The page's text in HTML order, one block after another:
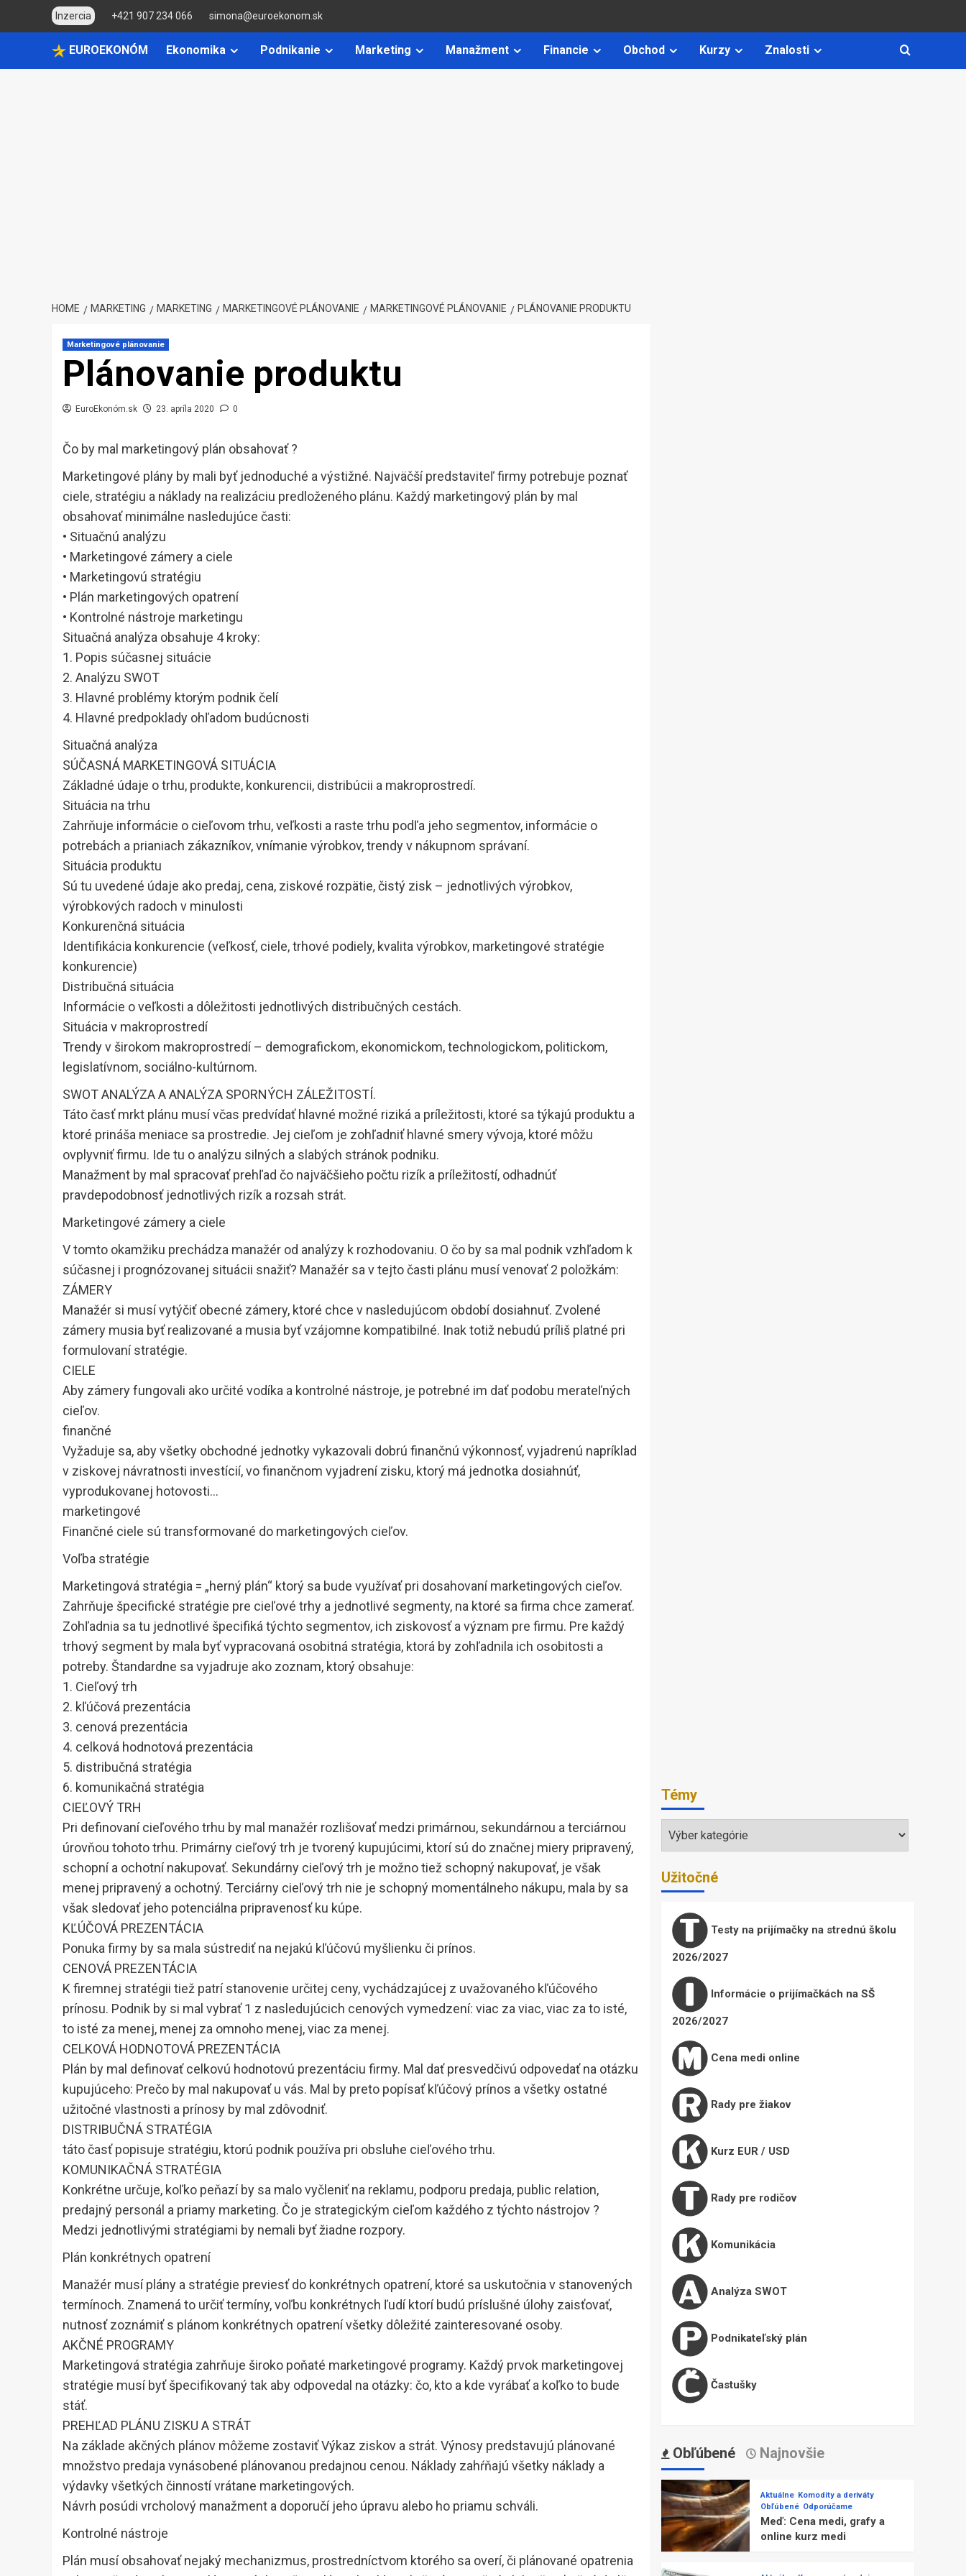
Inzercia +421 907 234 066 simona@euroekonom.sk
EUROEKONÓM Ekonomika Podnikanie Marketing Manažment Financie Obchod Kurzy Znalosti
HOME MARKETING MARKETING MARKETINGOVÉ PLÁNOVANIE MARKETINGOVÉ PLÁNOVANIE PLÁNOVANIE PRODUKTU
Marketingové plánovanie
Plánovanie produktu
EuroEkonóm.sk 23. apríla 2020 0
Čo by mal marketingový plán obsahovať ?
Marketingové plány by mali byť jednoduché a výstižné. Najväčší predstaviteľ firmy potrebuje poznať
ciele, stratégiu a náklady na realizáciu predloženého plánu. Každý marketingový plán by mal
obsahovať minimálne nasledujúce časti:
• Situačnú analýzu
• Marketingové zámery a ciele
• Marketingovú stratégiu
• Plán marketingových opatrení
• Kontrolné nástroje marketingu
Situačná analýza obsahuje 4 kroky:
1. Popis súčasnej situácie
2. Analýzu SWOT
3. Hlavné problémy ktorým podnik čelí
4. Hlavné predpoklady ohľadom budúcnosti
Situačná analýza
SÚČASNÁ MARKETINGOVÁ SITUÁCIA
Základné údaje o trhu, produkte, konkurencii, distribúcii a makroprostredí.
Situácia na trhu
Zahrňuje informácie o cieľovom trhu, veľkosti a raste trhu podľa jeho segmentov, informácie o
potrebách a prianiach zákazníkov, vnímanie výrobkov, trendy v nákupnom správaní.
Situácia produktu
Sú tu uvedené údaje ako predaj, cena, ziskové rozpätie, čistý zisk – jednotlivých výrobkov,
výrobkových radoch v minulosti
Konkurenčná situácia
Identifikácia konkurencie (veľkosť, ciele, trhové podiely, kvalita výrobkov, marketingové stratégie
konkurencie)
Distribučná situácia
Informácie o veľkosti a dôležitosti jednotlivých distribučných cestách.
Situácia v makroprostredí
Trendy v širokom makroprostredí – demografickom, ekonomickom, technologickom, politickom,
legislatívnom, sociálno-kultúrnom.
SWOT ANALÝZA A ANALÝZA SPORNÝCH ZÁLEŽITOSTÍ.
Táto časť mrkt plánu musí včas predvídať hlavné možné riziká a príležitosti, ktoré sa týkajú produktu a
ktoré prináša meniace sa prostredie. Jej cieľom je zohľadniť hlavné smery vývoja, ktoré môžu
ovplyvniť firmu. Ide tu o analýzu silných a slabých stránok podniku.
Manažment by mal spracovať prehľad čo najväčšieho počtu rizík a príležitostí, odhadnúť
pravdepodobnosť jednotlivých rizík a rozsah strát.
Marketingové zámery a ciele
V tomto okamžiku prechádza manažér od analýzy k rozhodovaniu. O čo by sa mal podnik vzhľadom k
súčasnej i prognózovanej situácii snažiť? Manažér sa v tejto časti plánu musí venovať 2 položkám:
ZÁMERY
Manažér si musí vytýčiť obecné zámery, ktoré chce v nasledujúcom období dosiahnuť. Zvolené
zámery musia byť realizované a musia byť vzájomne kompatibilné. Inak totiž nebudú príliš platné pri
formulovaní stratégie.
CIELE
Aby zámery fungovali ako určité vodíka a kontrolné nástroje, je potrebné im dať podobu merateľných
cieľov.
finančné
Vyžaduje sa, aby všetky obchodné jednotky vykazovali dobrú finančnú výkonnosť, vyjadrenú napríklad
v ziskovej návratnosti investícií, vo finančnom vyjadrení zisku, ktorý má jednotka dosiahnúť,
vyprodukovanej hotovosti…
marketingové
Finančné ciele sú transformované do marketingových cieľov.
Voľba stratégie
Marketingová stratégia = „herný plán“ ktorý sa bude využívať pri dosahovaní marketingových cieľov.
Zahrňuje špecifické stratégie pre cieľové trhy a jednotlivé segmenty, na ktoré sa firma chce zamerať.
Zohľadnia sa tu jednotlivé špecifiká týchto segmentov, ich ziskovosť a význam pre firmu. Pre každý
trhový segment by mala byť vypracovaná osobitná stratégia, ktorá by zohľadnila ich osobitosti a
potreby. Štandardne sa vyjadruje ako zoznam, ktorý obsahuje:
1. Cieľový trh
2. kľúčová prezentácia
3. cenová prezentácia
4. celková hodnotová prezentácia
5. distribučná stratégia
6. komunikačná stratégia
CIEĽOVÝ TRH
Pri definovaní cieľového trhu by mal manažér rozlišovať medzi primárnou, sekundárnou a terciárnou
úrovňou tohoto trhu. Primárny cieľový trh je tvorený kupujúcimi, ktorí sú do značnej miery pripravený,
schopní a ochotní nakupovať. Sekundárny cieľový trh je možno tiež schopný nakupovať, je však
menej pripravený a ochotný. Terciárny cieľový trh nie je schopný momentálneho nákupu, mala by sa
však sledovať jeho potenciálna pripravenosť ku kúpe.
KĽÚČOVÁ PREZENTÁCIA
Ponuka firmy by sa mala sústrediť na nejakú kľúčovú myšlienku či prínos.
CENOVÁ PREZENTÁCIA
K firemnej stratégii tiež patrí stanovenie určitej ceny, vychádzajúcej z uvažovaného kľúčového
prínosu. Podnik by si mal vybrať 1 z nasledujúcich cenových vymedzení: viac za viac, viac za to isté,
to isté za menej, menej za omnoho menej, viac za menej.
CELKOVÁ HODNOTOVÁ PREZENTÁCIA
Plán by mal definovať celkovú hodnotovú prezentáciu firmy. Mal dať presvedčivú odpovedať na otázku
kupujúceho: Prečo by mal nakupovať u vás. Mal by preto popísať kľúčový prínos a všetky ostatné
užitočné vlastnosti a prínosy by mal zdôvodniť.
DISTRIBUČNÁ STRATÉGIA
táto časť popisuje stratégiu, ktorú podnik používa pri obsluhe cieľového trhu.
KOMUNIKAČNÁ STRATÉGIA
Konkrétne určuje, koľko peňazí by sa malo vyčleniť na reklamu, podporu predaja, public relation,
predajný personál a priamy marketing. Čo je strategickým cieľom každého z týchto nástrojov ?
Medzi jednotlivými stratégiami by nemali byť žiadne rozpory.
Plán konkrétnych opatrení
Manažér musí plány a stratégie previesť do konkrétnych opatrení, ktoré sa uskutočnia v stanovených
termínoch. Znamená to určiť termíny, voľbu konkrétnych ľudí ktorí budú príslušné úlohy zaisťovať,
nutnosť zoznámiť s plánom konkrétnych opatrení všetky dôležité zainteresované osoby.
AKČNÉ PROGRAMY
Marketingová stratégia zahrňuje široko poňaté marketingové programy. Každý prvok marketingovej
stratégie musí byť špecifikovaný tak aby odpovedal na otázky: čo, kto a kde vyrábať a koľko to bude
stáť.
PREHĽAD PLÁNU ZISKU A STRÁT
Na základe akčných plánov môžeme zostaviť Výkaz ziskov a strát. Výnosy predstavujú plánované
množstvo predaja vynásobené plánovanou predajnou cenou. Náklady zahŕňajú všetky náklady a
výdavky všetkých činností vrátane marketingových.
Návrh posúdi vrcholový manažment a doporučí jeho úpravu alebo ho priamu schváli.
Kontrolné nástroje
Plán musí obsahovať nejaký mechanizmus, prostredníctvom ktorého sa overí, či plánované opatrenia
Témy
Témy
Užitočné
Testy na prijímačky na strednú školu
2026/2027
Informácie o prijímačkách na SŠ
2026/2027
Cena medi online
Rady pre žiakov
Kurz EUR / USD
Rady pre rodičov
Komunikácia
Analýza SWOT
Podnikateľský plán
Častušky
Obľúbené Najnovšie
Aktuálne Komodity a deriváty
Obľúbené Odporúčame
Meď: Cena medi, grafy a
online kurz medi